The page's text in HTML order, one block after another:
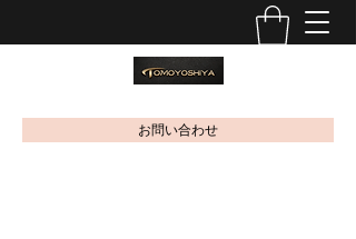
お問い合わせ